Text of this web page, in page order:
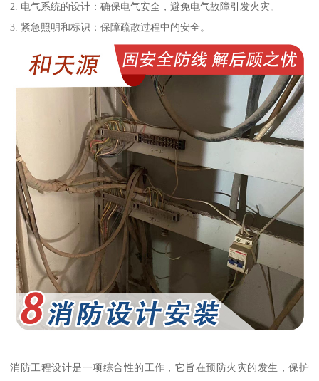
2. 电气系统的设计：确保电气安全，避免电气故障引发火灾。
3. 紧急照明和标识：保障疏散过程中的安全。
消防工程设计是一项综合性的工作，它旨在预防火灾的发生，保护